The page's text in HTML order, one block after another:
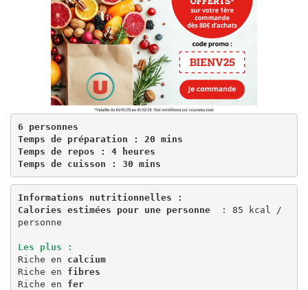
6 personnes
Temps de préparation : 20 mins
Temps de repos : 4 heures
Temps de cuisson : 30 mins
Informations nutritionnelles :
Calories estimées pour une personne
: 85 kcal /
personne
Les plus :
Riche en calcium
Riche en fibres
Riche en fer